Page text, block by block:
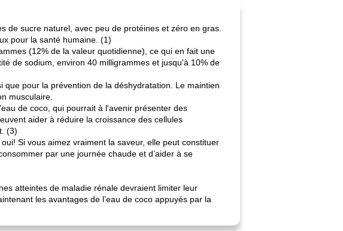
de sucre naturel, avec peu de protéines et zéro en gras.
pour la santé humaine. (1)
(12% de la valeur quotidienne), ce qui en fait une
de sodium, environ 40 milligrammes et jusqu'à 10% de
pour la prévention de la déshydratation. Le maintien
musculaire.
de coco, qui pourrait à l'avenir présenter des
aider à réduire la croissance des cellules
(3)
Si vous aimez vraiment la saveur, elle peut constituer
par une journée chaude et d’aider à se
atteintes de maladie rénale devraient limiter leur
les avantages de l’eau de coco appuyés par la